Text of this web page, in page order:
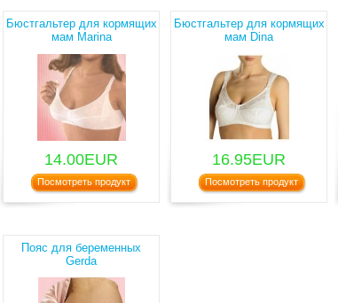
Бюстгальтер для кормящих
мам Marina
14.00EUR
Посмотреть продукт
Бюстгальтер для кормящих
мам Dina
16.95EUR
Посмотреть продукт
Пояс для беременных
Gerda